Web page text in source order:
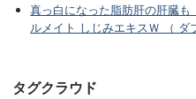
真っ白になった脂肪肝の肝臓
ルメイト しじみエキスＷ （ ダ
タグクラウド